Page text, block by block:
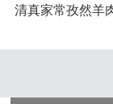
清真家常孜然羊